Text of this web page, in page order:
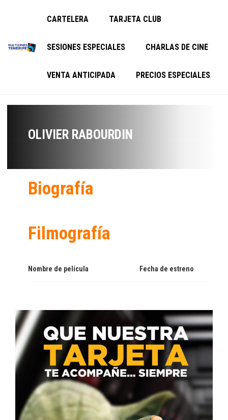
CARTELERA TARJETA CLUB
SESIONES ESPECIALES CHARLAS DE CINE
VENTA ANTICIPADA PRECIOS ESPECIALES
OLIVIER RABOURDIN
Biografía
Filmografía
Nombre de película Fecha de estreno